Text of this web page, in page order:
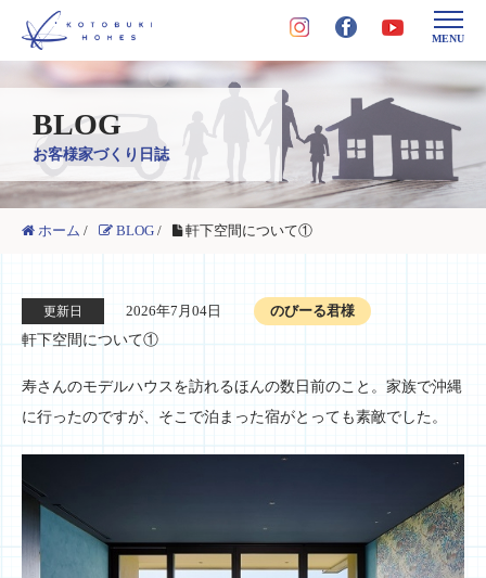
MENU
BLOG
お客様家づくり日誌
ホーム / BLOG / 軒下空間について①
更新日 2026年7月04日
のびーる君様
軒下空間について①
寿さんのモデルハウスを訪れるほんの数日前のこと。家族で沖縄
に行ったのですが、そこで泊まった宿がとっても素敵でした。